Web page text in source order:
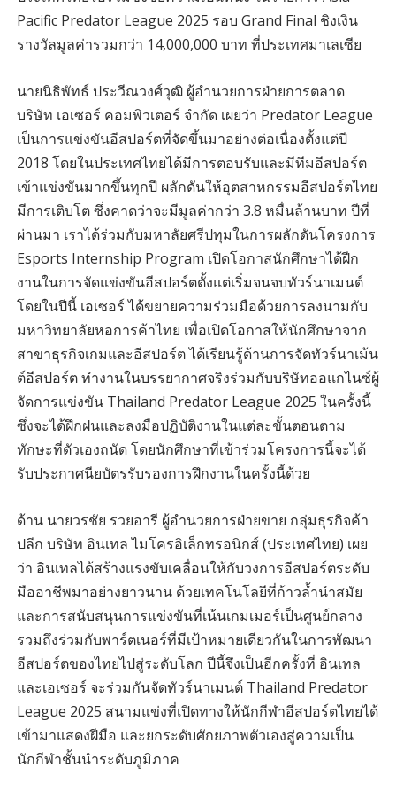
Pacific Predator League 2025 รอบ Grand Final ชิงเงิน
รางวัลมูลค่ารวมกว่า 14,000,000 บาท ที่ประเทศมาเลเซีย
นายนิธิพัทธ์ ประวีณวงศ์วุฒิ ผู้อำนวยการฝ่ายการตลาด
บริษัท เอเซอร์ คอมพิวเตอร์ จำกัด เผยว่า Predator League
เป็นการแข่งขันอีสปอร์ตที่จัดขึ้นมาอย่างต่อเนื่องตั้งแต่ปี
2018 โดยในประเทศไทยได้มีการตอบรับและมีทีมอีสปอร์ต
เข้าแข่งขันมากขึ้นทุกปี ผลักดันให้อุตสาหกรรมอีสปอร์ตไทย
มีการเติบโต ซึ่งคาดว่าจะมีมูลค่ากว่า 3.8 หมื่นล้านบาท ปีที่
ผ่านมา เราได้ร่วมกับมหาลัยศรีปทุมในการผลักดันโครงการ
Esports Internship Program เปิดโอกาสนักศึกษาได้ฝีก
งานในการจัดแข่งขันอีสปอร์ตตั้งแต่เริ่มจนจบทัวร์นาเมนต์
โดยในปีนี้ เอเซอร์ ได้ขยายความร่วมมือด้วยการลงนามกับ
มหาวิทยาลัยหอการค้าไทย เพื่อเปิดโอกาสให้นักศึกษาจาก
สาขาธุรกิจเกมและอีสปอร์ต ได้เรียนรู้ด้านการจัดทัวร์นาเม้น
ต์อีสปอร์ต ทำงานในบรรยากาศจริงร่วมกับบริษัทออแกไนซ์ผู้
จัดการแข่งขัน Thailand Predator League 2025 ในครั้งนี้
ซึ่งจะได้ฝึกฝนและลงมือปฏิบัติงานในแต่ละขั้นตอนตาม
ทักษะที่ตัวเองถนัด โดยนักศึกษาที่เข้าร่วมโครงการนี้จะได้
รับประกาศนียบัตรรับรองการฝึกงานในครั้งนี้ด้วย
ด้าน นายวรชัย รวยอารี ผู้อำนวยการฝ่ายขาย กลุ่มธุรกิจค้า
ปลีก บริษัท อินเทล ไมโครอิเล็กทรอนิกส์ (ประเทศไทย) เผย
ว่า อินเทลได้สร้างแรงขับเคลื่อนให้กับวงการอีสปอร์ตระดับ
มืออาชีพมาอย่างยาวนาน ด้วยเทคโนโลยีที่ก้าวล้ำนำสมัย
และการสนับสนุนการแข่งขันที่เน้นเกมเมอร์เป็นศูนย์กลาง
รวมถึงร่วมกับพาร์ตเนอร์ที่มีเป้าหมายเดียวกันในการพัฒนา
อีสปอร์ตของไทยไปสู่ระดับโลก ปีนี้จึงเป็นอีกครั้งที่ อินเทล
และเอเซอร์ จะร่วมกันจัดทัวร์นาเมนต์ Thailand Predator
League 2025 สนามแข่งที่เปิดทางให้นักกีฬาอีสปอร์ตไทยได้
เข้ามาแสดงฝีมือ และยกระดับศักยภาพตัวเองสู่ความเป็น
นักกีฬาชั้นนำระดับภูมิภาค